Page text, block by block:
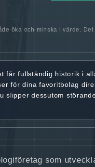
öka och minska i värde. Det
fårfullständig historik i
för dina favoritbolag
slipper dessutom
som